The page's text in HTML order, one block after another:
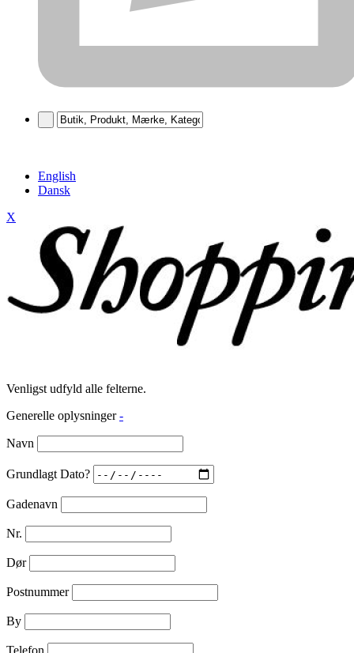
English
Dansk
X
Venligst udfyld alle felterne.
Generelle oplysninger -
Navn
Grundlagt Dato?
Gadenavn
Nr.
Dør
Postnummer
By
Telefon